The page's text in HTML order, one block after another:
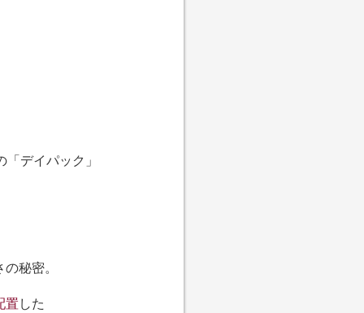
デイパック」
秘密。
置 した